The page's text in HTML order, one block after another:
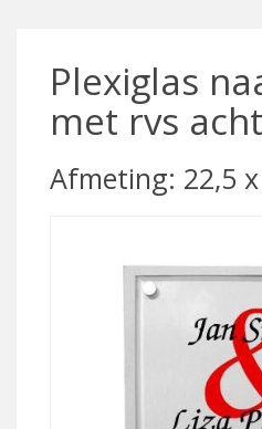
Plexiglas
met rvs
Afmeting: 22,5